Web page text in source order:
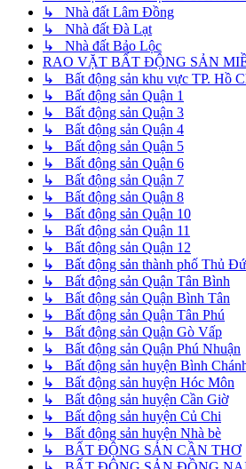
↳ Nhà đất Lâm Đồng
↳ Nhà đất Đà Lạt
↳ Nhà đất Bảo Lộc
RAO VẶT BẤT ĐỘNG SẢN
↳ Bất động sản khu vực TP. Hồ
↳ Bất động sản Quận 1
↳ Bất động sản Quận 3
↳ Bất động sản Quận 4
↳ Bất động sản Quận 5
↳ Bất động sản Quận 6
↳ Bất động sản Quận 7
↳ Bất động sản Quận 8
↳ Bất động sản Quận 10
↳ Bất động sản Quận 11
↳ Bất động sản Quận 12
↳ Bất động sản thành phố Thủ
↳ Bất động sản Quận Tân Bình
↳ Bất động sản Quận Bình Tân
↳ Bất động sản Quận Tân Phú
↳ Bất động sản Quận Gò Vấp
↳ Bất động sản Quận Phú Nhuận
↳ Bất động sản huyện Bình
↳ Bất động sản huyện Hóc Môn
↳ Bất động sản huyện Cần Giờ
↳ Bất động sản huyện Củ Chi
↳ Bất động sản huyện Nhà bè
↳ BẤT ĐỘNG SẢN CẦN THƠ